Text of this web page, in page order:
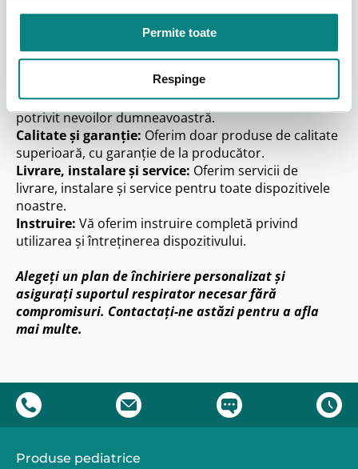
Permite toate
Respinge
Gamă variată:Oferim o gamă variată de
respiratoare și ventilatoare de la branduri de top,
precum ResMed și BMC Medical.
Consiliere personalizată:Echipa noastră de
specialiști vă stă la dispoziție cu informații și sfaturi
personalizate, ajutându-vă să alegeți dispozitivul
potrivit nevoilor dumneavoastră.
Calitate și garanție: Oferim doar produse de calitate
superioară, cu garanție de la producător.
Livrare, instalare și service: Oferim servicii de
livrare, instalare și service pentru toate dispozitivele
noastre.
Instruire: Vă oferim instruire completă privind
utilizarea și întreținerea dispozitivului.
Alegeți un plan de închiriere personalizat și
asigurați suportul respirator necesar fără
compromisuri. Contactați-ne astăzi pentru a afla
mai multe.
Produse pediatrice